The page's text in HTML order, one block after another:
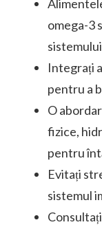
omega-3
Integrați
pentru a
O
fizice,
pentru
Evitați
sistemul